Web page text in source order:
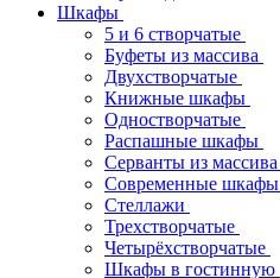
Шкафы
5 и 6 створчатые
Буфеты из массива
Двухстворчатые
Книжные шкафы
Одностворчатые
Распашные шкафы
Серванты из массива
Современные шкафы
Стеллажи
Трехстворчатые
Четырёхстворчатые
Шкафы в гостинную